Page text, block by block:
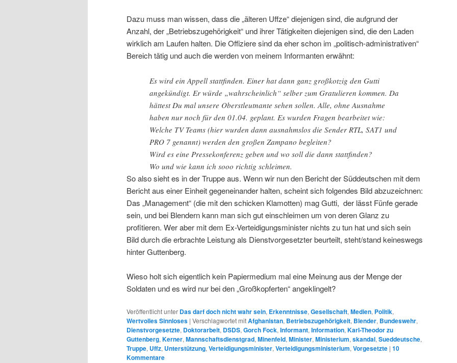
Dazu muss man wissen, dass die „älteren Uffze“ diejenigen sind, die aufgrund der
Anzahl, der „Betriebszugehörigkeit“ und ihrer Tätigkeiten diejenigen sind, die den Laden
wirklich am Laufen halten. Die Offiziere sind da eher schon im „politisch-administrativen“
Bereich tätig und auch die werden von meinem Informanten erwähnt:
Es wird ein Appell stattfinden. Einer hat dann ganz großkotzig den Gutti
angekündigt. Er würde „wahrscheinlich“ selber zum Gratulieren kommen. Da
hättest Du mal unsere Oberstleutnante sehen sollen. Alle, ohne Ausnahme
haben nur noch für den 01.04. geplant. Es wurden Fragen bearbeitet wie:
Welche TV Teams (hier wurden dann ausnahmslos die Sender RTL, SAT1 und
PRO 7 genannt) werden den großen Zampano begleiten?
Wird es eine Pressekonferenz geben und wo soll die dann stattfinden?
Wo und wie kann ich sooo richtig schleimen.
So also sieht es in der Truppe aus. Wenn wir nun den Bericht der Süddeutschen mit dem
Bericht aus einer Einheit gegeneinander halten, scheint sich folgendes Bild abzuzeichnen:
Das „Management“ (die mit den schicken Klamotten) mag Gutti, der lässt Fünfe gerade
sein, und bei Blendern kann man sich gut einschleimen um von deren Glanz zu
profitieren. Wer aber mit dem Ex-Verteidigungsminister nichts zu tun hat und sich sein
Bild durch die erbrachte Leistung als Dienstvorgesetzter beurteilt, steht/stand keineswegs
hinter Guttenberg.
Wieso holt sich eigentlich kein Papiermedium mal eine Meinung aus der Menge der
Soldaten und es wird nur bei den „Großkopferten“ angeklingelt?
Veröffentlicht unter Das darf doch nicht wahr sein, Erkenntnisse, Gesellschaft, Medien, Politik,
Wertvolles Sinnloses | Verschlagwortet mitAfghanistan, Betriebszugehörigkeit, Blender, Bundeswehr,
Dienstvorgesetzte, Doktorarbeit, DSDS, Gorch Fock, Informant, Information, Karl-Theodor zu
Guttenberg, Kerner, Mannschaftsdienstgrad, Minenfeld, Minister, Ministerium, skandal, Sueddeutsche,
Truppe, Uffz, Unterstützung, Verteidigungsminister, Verteidigungsministerium, Vorgesetzte | 10
Kommentare